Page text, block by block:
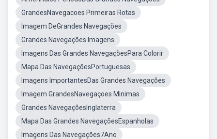
GrandesNavegacoes Primeiras Rotas
Imagem DeGrandes Navegações
Grandes Navegações Imagens
Imagens Das Grandes NavegaçõesPara Colorir
Mapa Das NavegaçõesPortuguesas
Imagens ImportantesDas Grandes Navegações
Imagem GrandesNavegaçoes Minimas
Grandes NavegaçõesInglaterra
Mapa Das Grandes NavegaçõesEspanholas
Imagens Das Navegações7Ano